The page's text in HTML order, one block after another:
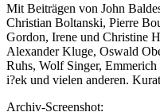
Mit Beiträgen von John
Christian Boltanski, Pierre
Gordon, Irene und Christine
Alexander Kluge, Oswald
Ruhs, Wolf Singer,
i?ek und vielen anderen.
Archiv-Screenshot: